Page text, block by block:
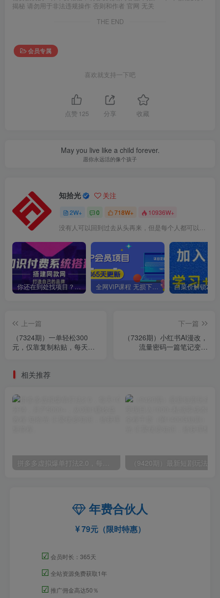
揭秘 请勿用于非法违规操作 否则和作者 官网 无关
THE END
会员专属
喜欢就支持一下吧
点赞 125 分享 收藏
May you live like a child forever.
愿你永远活的像个孩子
知拾光 关注
2W+ 0 718W+ 10936W+
没有人可以回到过去从头再来，但是每个人都可以从今天开始，创造一个全新的结局
你还在到处找项目？还在当韭菜？我靠卖项目一个月收入5万+，曾经我也是个失败者。 全网VIP课程 无损下载~
上一篇
（7324期）一单轻松300
元，仅靠复制粘贴，每天操
下一篇
（7326期）小红书AI漫改，
流量密码一篇笔记变现
相关推荐
年费合伙人
79元（限时特惠）
☑ 会员时长：365天
☑ 全站资源免费获取1年
☑ 推广佣金高达50％